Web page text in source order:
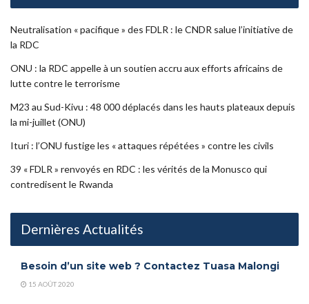
Neutralisation « pacifique » des FDLR : le CNDR salue l’initiative de
la RDC
ONU : la RDC appelle à un soutien accru aux efforts africains de
lutte contre le terrorisme
M23 au Sud-Kivu : 48 000 déplacés dans les hauts plateaux depuis
la mi-juillet (ONU)
Ituri : l’ONU fustige les « attaques répétées » contre les civils
39 « FDLR » renvoyés en RDC : les vérités de la Monusco qui
contredisent le Rwanda
Dernières Actualités
Besoin d’un site web ? Contactez Tuasa Malongi
15 AOÛT 2020